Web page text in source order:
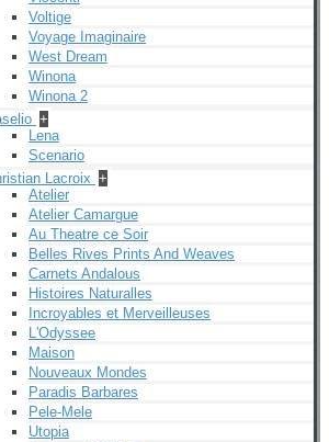
Voltige
Voyage Imaginaire
West Dream
Winona
Winona 2
+
Lena
Scenario
Lacroix +
Atelier
Atelier Camargue
Au Theatre ce Soir
Belles Rives Prints And Weaves
Carnets Andalous
Histoires Naturalles
Incroyables et Merveilleuses
L'Odyssee
Maison
Nouveaux Mondes
Paradis Barbares
Pele-Mele
Utopia